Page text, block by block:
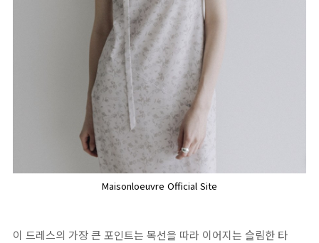
Maisonloeuvre Official Site
이 드레스의 가장 큰 포인트는 목선을 따라 이어지는 슬림한 타